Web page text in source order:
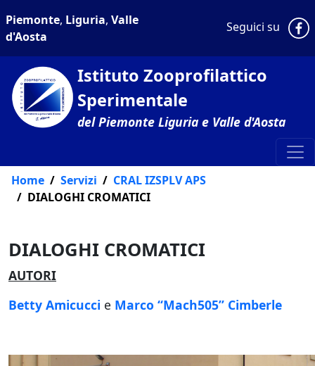
Piemonte, Liguria, Valle
d'Aosta
Seguici su
Istituto Zooprofilattico
Sperimentale
del Piemonte Liguria e Valle d'Aosta
Home Servizi
CRAL IZSPLV APS
DIALOGHI CROMATICI
DIALOGHI CROMATICI
AUTORI
Betty Amicucci e Marco “Mach505” Cimberle